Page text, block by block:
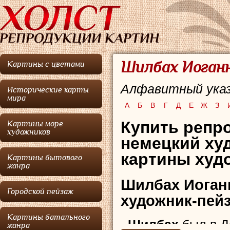
Картины с цветами
Исторические карты
мира
Картины море
художников
Картины бытового
жанра
Городской пейзаж
Картины батального
жанра
Шилбах
Алфавитный
А Б В Г Д Е Ж З
Купить
немецкий
картины
Шилбах
художник-
Шилбах был в